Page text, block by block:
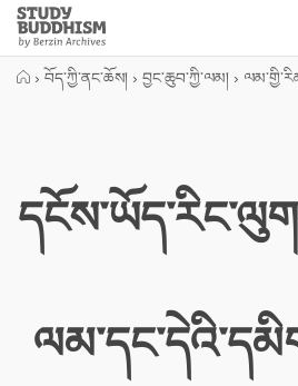
Close
Study
Buddhism
Home
› བོད་ཀྱི་ནང་ཆོས། › བྱང་ཆུབ་ཀྱི་ལམ། ›